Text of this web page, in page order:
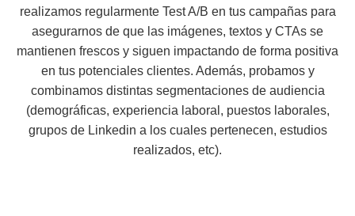
realizamos regularmente Test A/B en tus campañas para
asegurarnos de que las imágenes, textos y CTAs se
mantienen frescos y siguen impactando de forma positiva
en tus potenciales clientes. Además, probamos y
combinamos distintas segmentaciones de audiencia
(demográficas, experiencia laboral, puestos laborales,
grupos de Linkedin a los cuales pertenecen, estudios
realizados, etc).